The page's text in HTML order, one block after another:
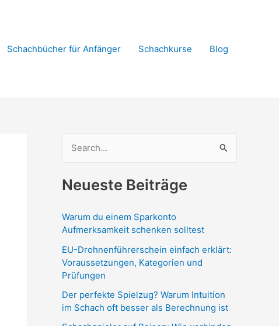
Schachbücher für Anfänger Schachkurse Blog
c
h
e
n
n
a
c
h
Neueste Beiträge
Warum du einem Sparkonto
Aufmerksamkeit schenken solltest
EU-Drohnenführerschein einfach erklärt:
Voraussetzungen, Kategorien und
Prüfungen
Der perfekte Spielzug? Warum Intuition
im Schach oft besser als Berechnung ist